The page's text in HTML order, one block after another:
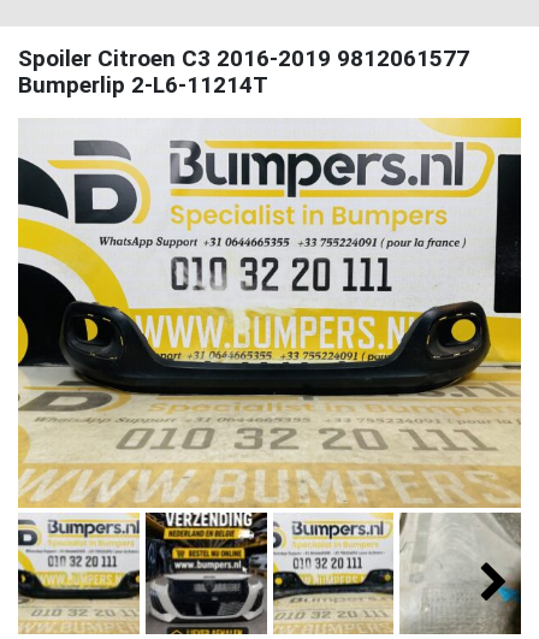
Spoiler Citroen C3 2016-2019 9812061577
Bumperlip 2-L6-11214T